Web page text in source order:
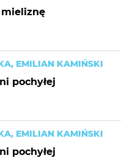
EMILIAN KAMIŃSKI
pochyłej
EMILIAN KAMIŃSKI
pochyłej